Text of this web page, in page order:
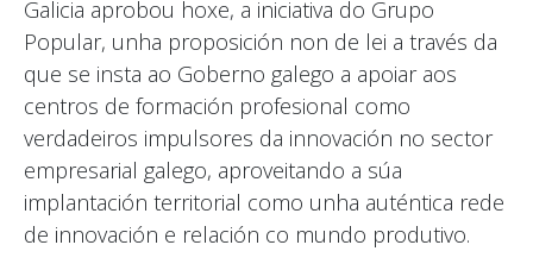
Galicia aprobou hoxe, a iniciativa do Grupo
Popular, unha proposición non de lei a través da
que se insta ao Goberno galego a apoiar aos
centros de formación profesional como
verdadeiros impulsores da innovación no sector
empresarial galego, aproveitando a súa
implantación territorial como unha auténtica rede
de innovación e relación co mundo produtivo.